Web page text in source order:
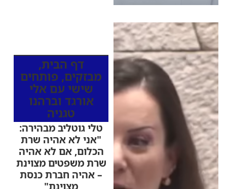
דף הבית,
מבזקים, פותחים
שישי עם אלי
אורגד וברהנו
טגניה
טלי גוטליב מבהירה:
"אני לא אהיה שרת
הכלום, אם לא אהיה
שרת משפטים מצוינת
– אהיה חברת כנסת
מצוינת"